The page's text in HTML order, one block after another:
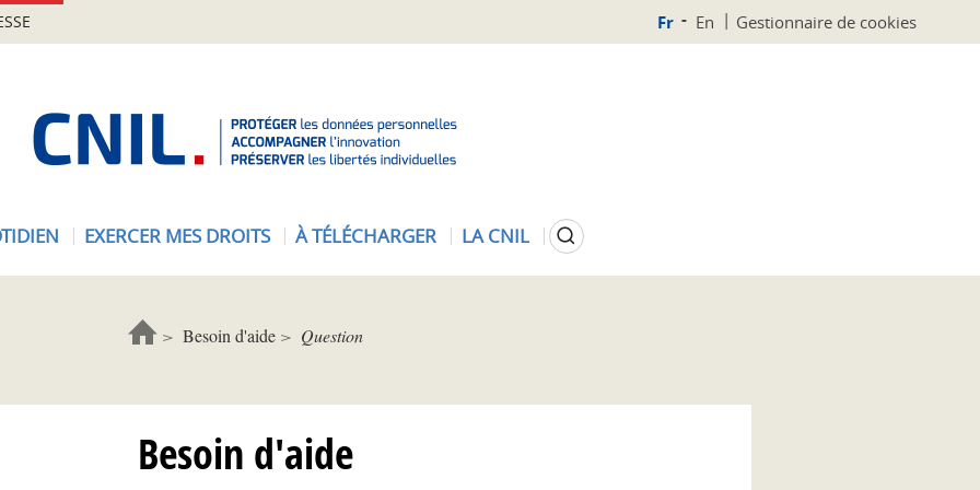
Fr En Gestionnaire de cookies
EXERCER MES DROITS À TÉLÉCHARGER LA CNIL Rechercher
Besoin d'aide Question
Besoin d'aide